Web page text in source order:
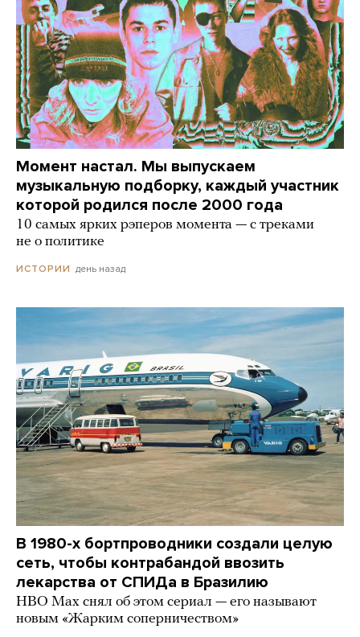
Момент настал. Мы выпускаем
музыкальную подборку, каждый участник
которой родился после 2000 года
10 самых ярких рэперов момента — с треками
не о политике
ИСТОРИИ день назад
В 1980-х бортпроводники создали целую
сеть, чтобы контрабандой ввозить
лекарства от СПИДа в Бразилию
HBO Max снял об этом сериал — его называют
новым «Жарким соперничеством»